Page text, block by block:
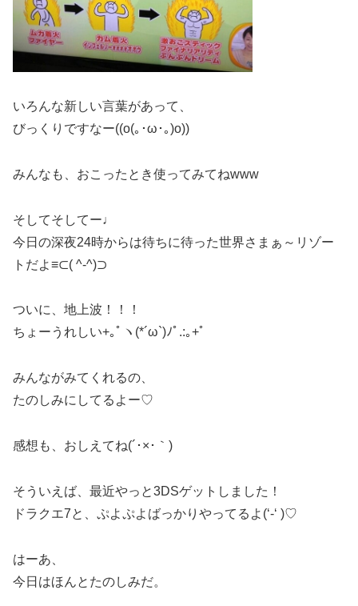
いろんな新しい言葉があって、
びっくりですなー((o(｡･ω･｡)o))
みんなも、おこったとき使ってみてねwww
そしてそしてー♩
今日の深夜24時からは待ちに待った世界さまぁ～リゾー
トだよ≡⊂( ^-^)⊃
ついに、地上波！！！
ちょーうれしい+｡ﾟヽ(*´ω`)ﾉﾟ.:｡+ﾟ
みんながみてくれるの、
たのしみにしてるよー♡
感想も、おしえてね(´･×･｀)
そういえば、最近やっと3DSゲットしました！
ドラクエ7と、ぷよぷよばっかりやってるよ(‘-‘ )♡
はーあ、
今日はほんとたのしみだ。